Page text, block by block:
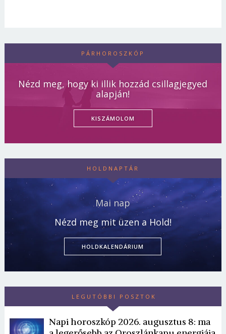
PÁRHOROSZKÓP
Nézd meg, hogy ki illik hozzád csillagjegyed
alapján!
KISZÁMOLOM
HOLDNAPTÁR
Mai nap
Nézd meg mit üzen a Hold!
HOLDKALENDÁRIUM
LEGUTÓBBI POSZTOK
Napi horoszkóp 2026. augusztus 8: ma